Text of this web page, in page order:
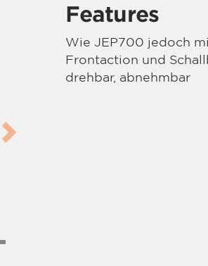
Features
Wie JEP700 jedoch
Frontaction und
drehbar, abnehmbar
Next